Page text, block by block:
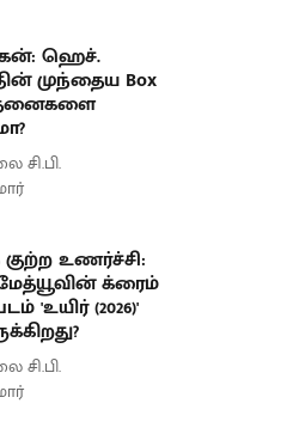
ஹெச்.
முந்தைய Box
சி.பி.
குற்ற உணர்ச்சி:
க்ரைம்
'உயிர் (2026)'
சி.பி.